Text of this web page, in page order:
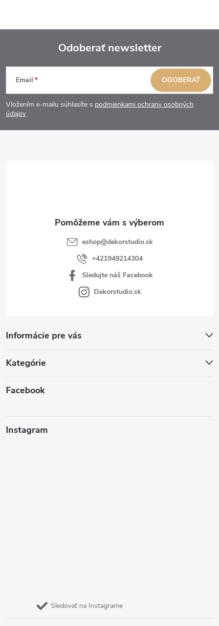
Z
á
p
Odoberať newsletter
Email
Vložením e-mailu súhlasíte s podmienkami ochrany osobných
údajov
ODOBERAŤ
Informácie pre vás
Kategórie
Facebook
Instagram
Sledovať na Instagrame
eshop@dekorstudio.sk
+421949214304
Sledujte náš Facebook
Dekorstudio.sk